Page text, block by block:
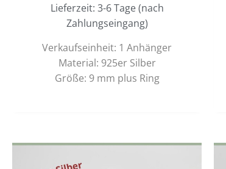
Lieferzeit: 3-6 Tage (nach
Zahlungseingang)
Verkaufseinheit: 1 Anhänger
Material: 925er Silber
Größe: 9 mm plus Ring